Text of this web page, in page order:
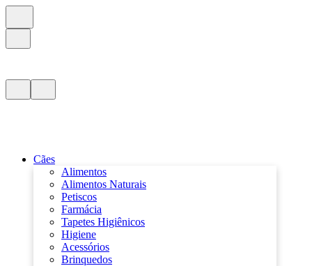
Cães
Alimentos
Alimentos Naturais
Petiscos
Farmácia
Tapetes Higiênicos
Higiene
Acessórios
Brinquedos